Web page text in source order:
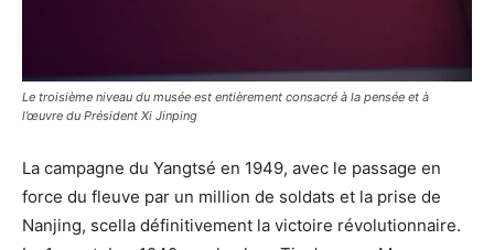
Le troisième niveau du musée est entièrement consacré à la pensée et à
l’œuvre du Président Xi Jinping
La campagne du Yangtsé en 1949, avec le passage en
force du fleuve par un million de soldats et la prise de
Nanjing, scella définitivement la victoire révolutionnaire.